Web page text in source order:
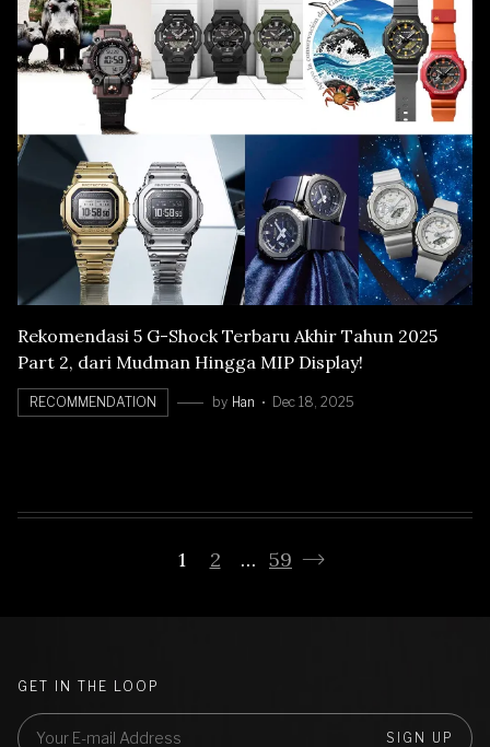
Rekomendasi 5 G-Shock Terbaru Akhir Tahun 2025
Part 2, dari Mudman Hingga MIP Display!
RECOMMENDATION by Han Dec 18, 2025
1 2 … 59
GET IN THE LOOP
SIGN UP